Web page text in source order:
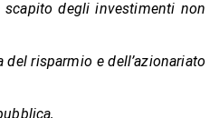
degli investimenti non
risparmio e dell’azionariato